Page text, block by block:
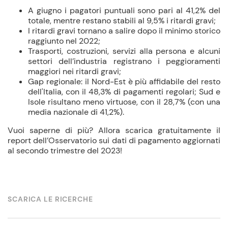
A giugno i pagatori puntuali sono pari al 41,2% del
totale, mentre restano stabili al 9,5% i ritardi gravi;
I ritardi gravi tornano a salire dopo il minimo storico
raggiunto nel 2022;
Trasporti, costruzioni, servizi alla persona e alcuni
settori dell’industria registrano i peggioramenti
maggiori nei ritardi gravi;
Gap regionale: il Nord-Est è più affidabile del resto
dell'Italia, con il 48,3% di pagamenti regolari; Sud e
Isole risultano meno virtuose, con il 28,7% (con una
media nazionale di 41,2%).
Vuoi saperne di più? Allora scarica gratuitamente il
report dell’Osservatorio sui dati di pagamento aggiornati
al secondo trimestre del 2023!
SCARICA LE RICERCHE